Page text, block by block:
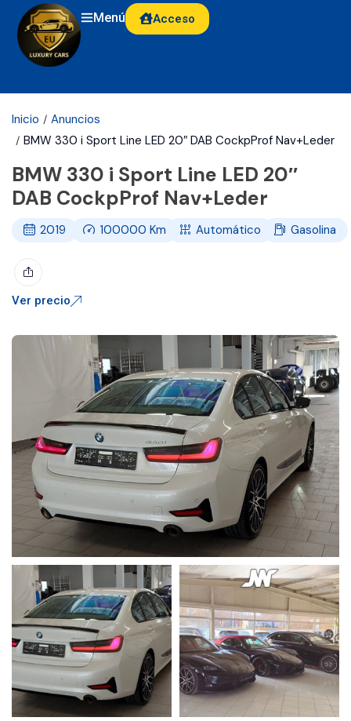
Menú Acceso
Inicio
Anuncios
BMW 330 i Sport Line LED 20″ DAB CockpProf Nav+Leder
BMW 330 i Sport Line LED 20″
DAB CockpProf Nav+Leder
2019 100000 Km Automático Gasolina
Ver precio